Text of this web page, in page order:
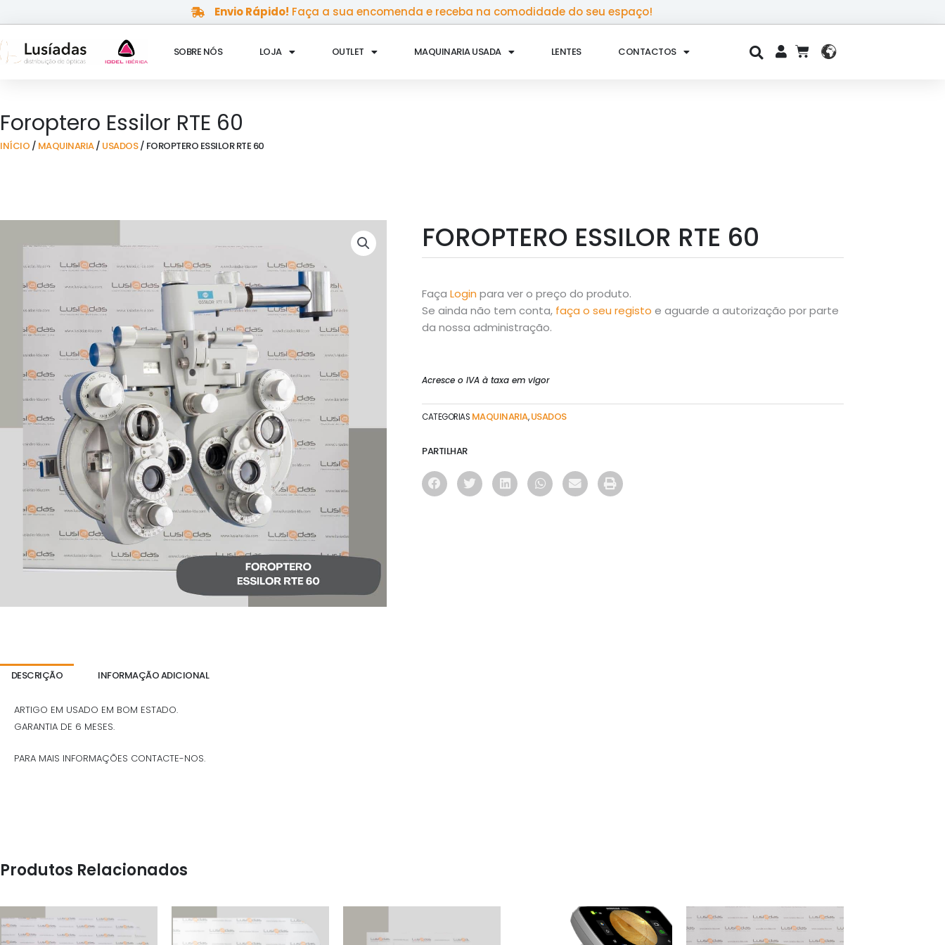
to
content
Envio Rápido! Faça a sua encomenda e receba na comodidade do seu espaço!
SOBRE NÓS LOJA OUTLET MAQUINARIA USADA LENTES CONTACTOS CART
Foroptero Essilor RTE 60
INÍCIO / MAQUINARIA/ USADOS/ FOROPTERO ESSILOR RTE 60
DESCRIÇÃO INFORMAÇÃO ADICIONAL
ARTIGO EM USADO EM BOM ESTADO.
GARANTIA DE 6 MESES.
PARA MAIS INFORMAÇÕES CONTACTE-NOS.
FOROPTERO ESSILOR RTE 60
Faça Login para ver o preço do produto.
Se ainda não tem conta, faça o seu registo e aguarde a autorização por parte
da nossa administração.
Acresce o IVA à taxa em vigor
CATEGORIAS MAQUINARIA,USADOS
PARTILHAR
Produtos Relacionados
MAQUINARIA